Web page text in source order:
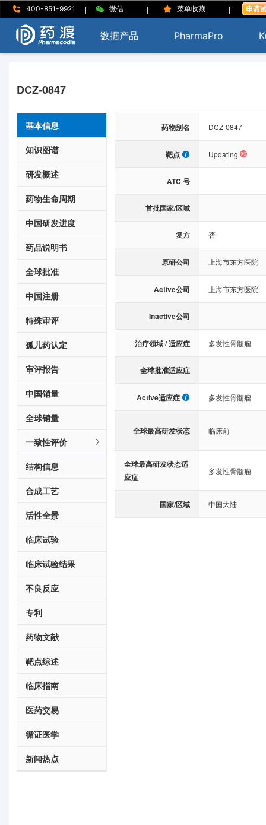
400-851-9921 | 微信 | 菜单收藏 |
数据产品 PharmaPro
DCZ-0847
基本信息
知识图谱
研发概述
药物生命周期
中国研发进度
药品说明书
全球批准
中国注册
特殊审评
孤儿药认定
审评报告
中国销量
全球销量
一致性评价
结构信息
合成工艺
活性全景
临床试验
临床试验结果
不良反应
专利
药物文献
靶点综述
临床指南
医药交易
循证医学
新闻热点
药物别名 DCZ-0847
靶点 Updating
ATC 号
首批国家/区域
复方 否
原研公司 上海市东方医院
Active公司 上海市东方医院
Inactive公司
治疗领域 / 适应症 多发性骨髓瘤
全球批准适应症
Active适应症 多发性骨髓瘤
全球最高研发状态 临床前
全球最高研发状态适
应症
多发性骨髓瘤
国家/区域 中国大陆